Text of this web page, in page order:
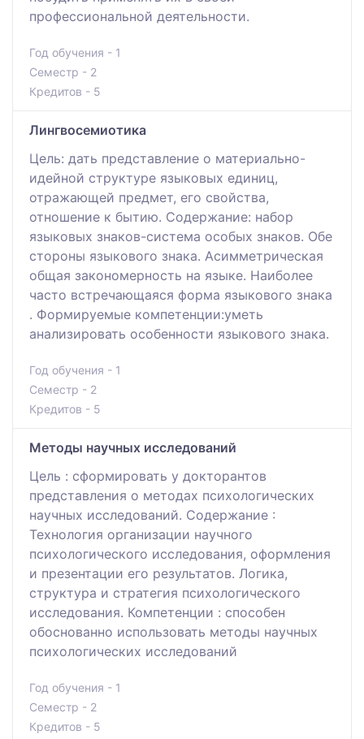
профессиональной деятельности.
Год обучения - 1
Семестр - 2
Кредитов - 5
Лингвосемиотика
Цель: дать представление о материально-
идейной структуре языковых единиц,
отражающей предмет, его свойства,
отношение к бытию. Содержание: набор
языковых знаков-система особых знаков. Обе
стороны языкового знака. Асимметрическая
общая закономерность на языке. Наиболее
часто встречающаяся форма языкового знака
. Формируемые компетенции:уметь
анализировать особенности языкового знака.
Год обучения - 1
Семестр - 2
Кредитов - 5
Методы научных исследований
Цель : сформировать у докторантов
представления о методах психологических
научных исследований. Содержание :
Технология организации научного
психологического исследования, оформления
и презентации его результатов. Логика,
структура и стратегия психологического
исследования. Компетенции : способен
обоснованно использовать методы научных
психологических исследований
Год обучения - 1
Семестр - 2
Кредитов - 5